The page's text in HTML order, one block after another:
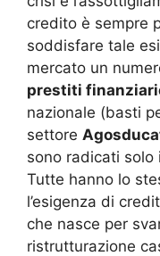
credito è sempre
soddisfare tale
mercato un
prestiti
nazionale (basti
settore
sono radicati solo
Tutte hanno lo
l’esigenza di
che nasce per
ristrutturazione